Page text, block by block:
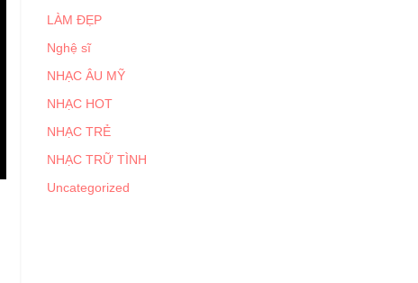
LÀM ĐẸP
Nghệ sĩ
NHẠC ÂU MỸ
NHẠC HOT
NHẠC TRẺ
NHẠC TRỮ TÌNH
Uncategorized